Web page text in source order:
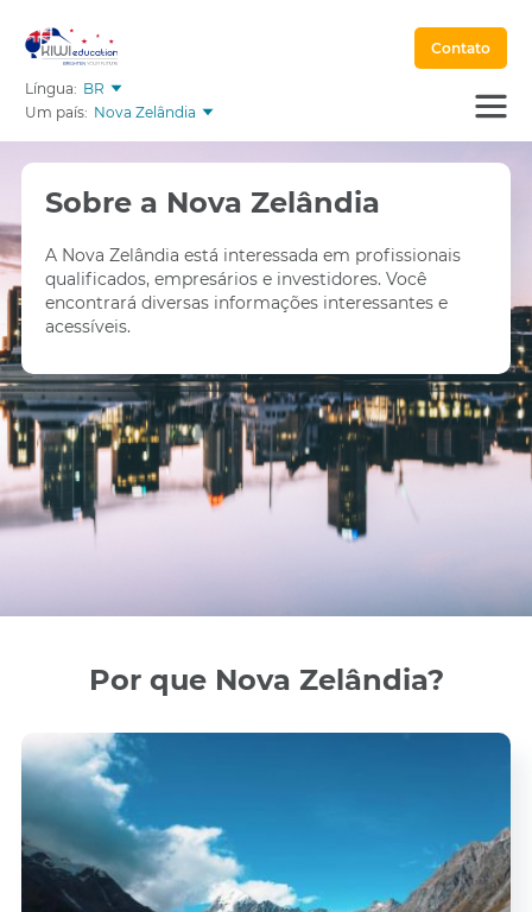
Língua: BR
Um país: Nova Zelândia
Contato
Sobre a Nova Zelândia
A Nova Zelândia está interessada em profissionais
qualificados, empresários e investidores. Você
encontrará diversas informações interessantes e
acessíveis.
Por que Nova Zelândia?